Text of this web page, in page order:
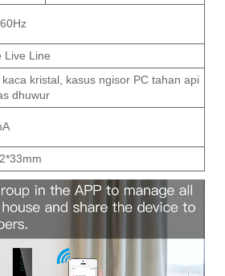
Live Line
kaca kristal, kasus ngisor PC tahan api
dhuwur